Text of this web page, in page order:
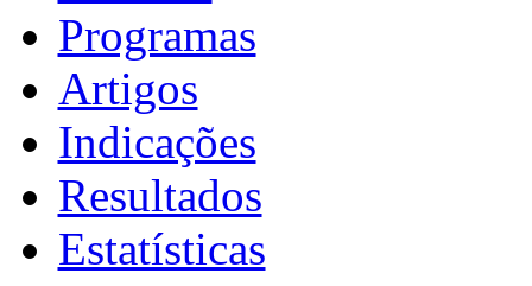
Programas
Artigos
Indicações
Resultados
Estatísticas